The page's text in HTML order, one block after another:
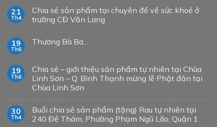
21
Th4
Chia sẻ sản phẩm tại chuyên đề về sức khoẻ ở
trường CĐ Văn Lang
19
Th6
Thương Bà Ba…
19
Th6
Chia sẻ – giới thiệu sản phẩm tự nhiên tại Chùa
Linh Sơn – Q. Bình Thạnh mừng lễ Phật đản tại
Chùa Linh Sơn
30
Th4
Buổi chia sẻ sản phẩm (tặng) Rau tự nhiên tại
240 Đề Thám, Phường Phạm Ngũ Lão, Quận 1.